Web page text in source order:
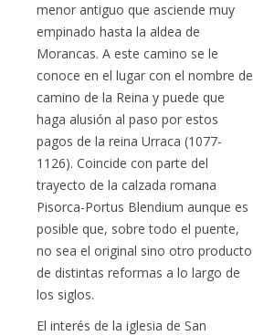
menor antiguo que asciende muy
empinado hasta la aldea de
Morancas. A este camino se le
conoce en el lugar con el nombre de
camino de la Reina y puede que
haga alusión al paso por estos
pagos de la reina Urraca (1077-
1126). Coincide con parte del
trayecto de la calzada romana
Pisorca-Portus Blendium aunque es
posible que, sobre todo el puente,
no sea el original sino otro producto
de distintas reformas a lo largo de
los siglos.
El interés de la iglesia de San